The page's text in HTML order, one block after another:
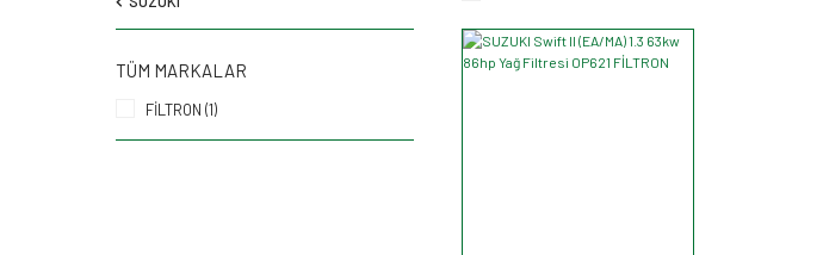
TÜM MARKALAR
FİLTRON (1)